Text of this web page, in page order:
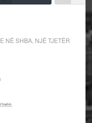
NË SHBA, NJË TJETËR